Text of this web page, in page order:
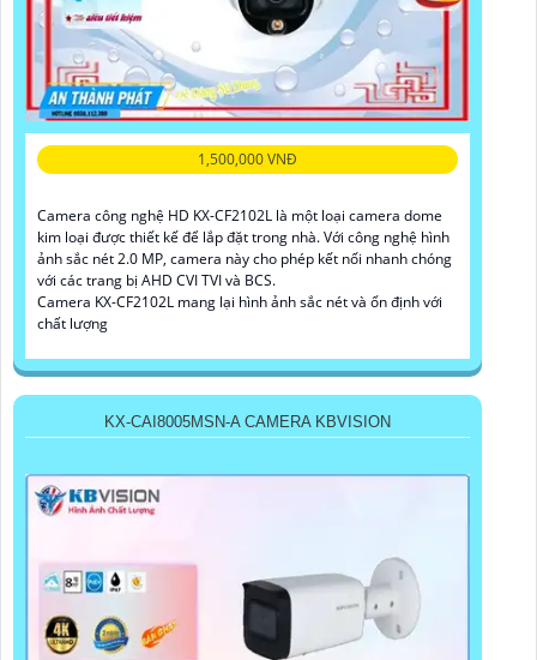
1,500,000 VNĐ
Camera công nghệ HD KX-CF2102L là một loại camera dome
kim loại được thiết kế để lắp đặt trong nhà. Với công nghệ hình
ảnh sắc nét 2.0 MP, camera này cho phép kết nối nhanh chóng
với các trang bị AHD CVI TVI và BCS.
Camera KX-CF2102L mang lại hình ảnh sắc nét và ổn định với
chất lượng
KX-CAI8005MSN-A CAMERA KBVISION